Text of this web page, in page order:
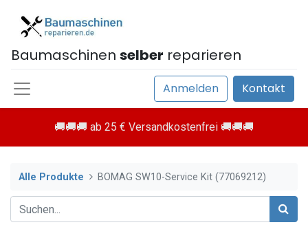
Baumaschinen selber reparieren
Anmelden Kontakt
🚚🚚🚚 ab 25 € Versandkostenfrei 🚚🚚🚚
Alle Produkte BOMAG SW10-Service Kit (77069212)